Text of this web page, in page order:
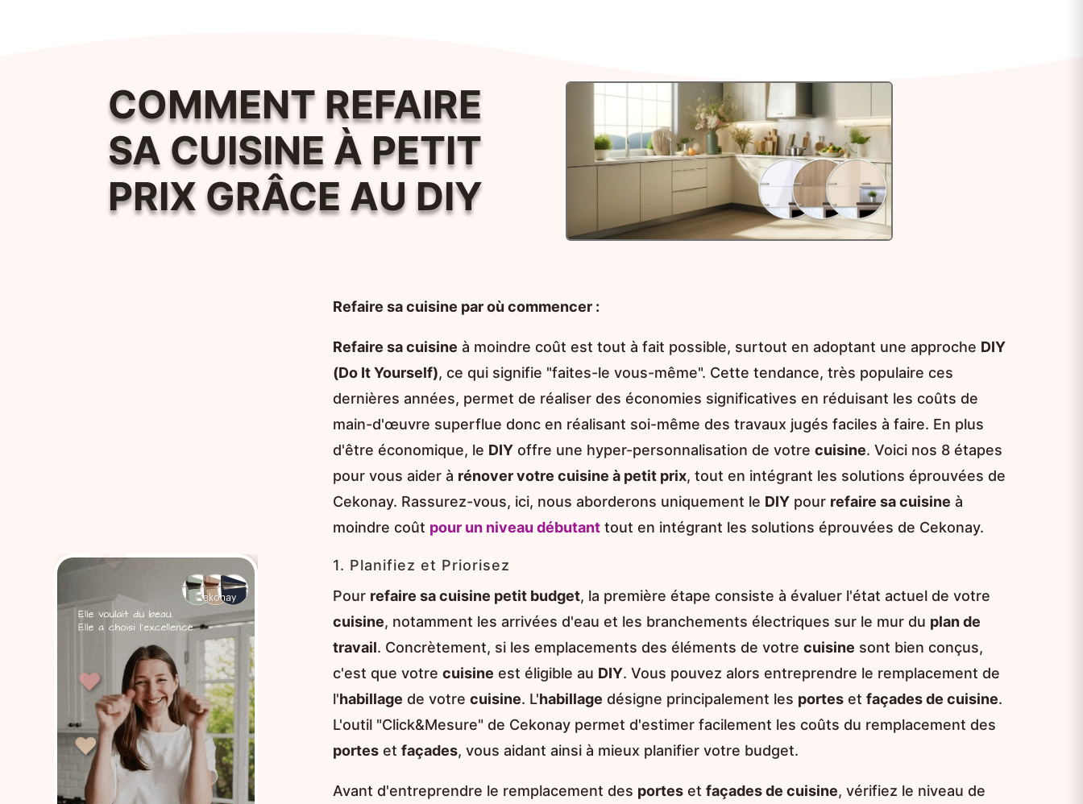
COMMENT REFAIRE
SA CUISINE À PETIT
PRIX GRÂCE AU DIY
♥
♥
♥
♥
♥
Refaire sa cuisine par où commencer :
Refaire sa cuisine à moindre coût est tout à fait possible, surtout en adoptant une approche DIY
(Do It Yourself), ce qui signifie "faites-le vous-même". Cette tendance, très populaire ces
dernières années, permet de réaliser des économies significatives en réduisant les coûts de
main-d'œuvre superflue donc en réalisant soi-même des travaux jugés faciles à faire. En plus
d'être économique, le DIYoffre une hyper-personnalisation de votre cuisine. Voici nos 8 étapes
pour vous aider à rénover votre cuisine à petit prix, tout en intégrant les solutions éprouvées de
Cekonay. Rassurez-vous, ici, nous aborderons uniquement le DIYpour refaire sa cuisine à
moindre coût pour un niveau débutanttout en intégrant les solutions éprouvées de Cekonay.
1. Planifiez et Priorisez
Pour refaire sa cuisine petit budget, la première étape consiste à évaluer l'état actuel de votre
cuisine, notamment les arrivées d'eau et les branchements électriques sur le mur du plan de
travail. Concrètement, si les emplacements des éléments de votre cuisine sont bien conçus,
c'est que votre cuisine est éligible au DIY. Vous pouvez alors entreprendre le remplacement de
l'habillage de votre cuisine. L'habillage désigne principalement les porteset façades de cuisine.
L'outil "Click&Mesure" de Cekonay permet d'estimer facilement les coûts du remplacement des
porteset façades, vous aidant ainsi à mieux planifier votre budget.
Avant d'entreprendre le remplacement des porteset façades de cuisine, vérifiez le niveau de